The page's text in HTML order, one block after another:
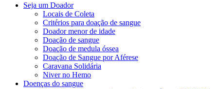
Seja um Doador
Locais de Coleta
Critérios para doação de sangue
Doador menor de idade
Doação de sangue
Doação de medula óssea
Doação de Sangue por Aférese
Caravana Solidária
Niver no Hemo
Doenças do sangue